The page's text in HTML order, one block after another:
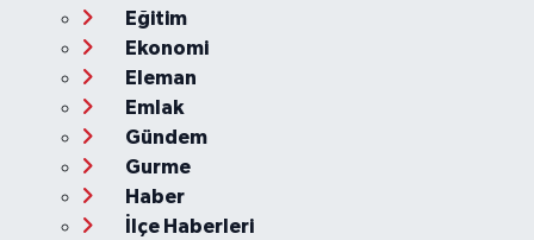
Eğitim
Ekonomi
Eleman
Emlak
Gündem
Gurme
Haber
İlçe Haberleri